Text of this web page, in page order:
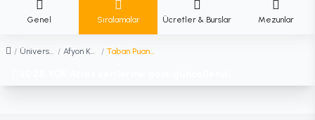
Genel Sıralamalar Ücretler & Burslar Mezunlar
/ Üniversiteler / Afyon Kocatepe Üniversitesi / Taban Puanları ve Başarı Sıralaması